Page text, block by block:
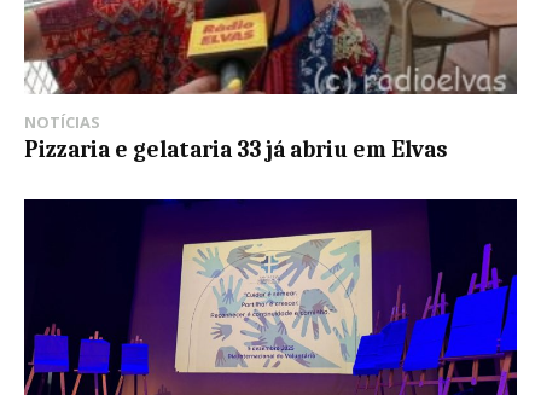
NOTÍCIAS
Pizzaria e gelataria 33 já abriu em Elvas